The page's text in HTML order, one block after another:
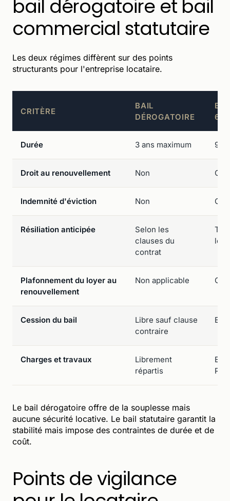
bail dérogatoire et bail
commercial statutaire
Les deux régimes diffèrent sur des points
structurants pour l'entreprise locataire.
CRITÈRE
BAIL
DÉROGATOIRE
6-9
Durée 3 ans maximum 9
Droit au renouvellement Non Oui
Indemnité d'éviction Non Oui
Résiliation anticipée
Selon les
clauses du
contrat
Plafonnement du loyer au
renouvellement
Non applicable Oui
Cession du bail
Libre sauf clause
contraire
Charges et travaux
Librement
répartis
Le bail dérogatoire offre de la souplesse mais
aucune sécurité locative. Le bail statutaire garantit la
stabilité mais impose des contraintes de durée et de
coût.
Points de vigilance